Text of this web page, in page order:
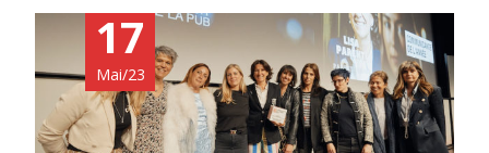
17
Mai/23